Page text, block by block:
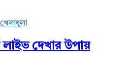
খেলাধুলা
লাইভ দেখার উপায়